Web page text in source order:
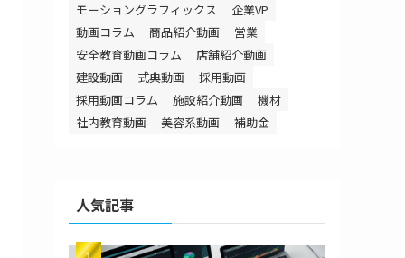
モーショングラフィックス
企業VP
動画コラム
商品紹介動画
営業
安全教育動画コラム
店舗紹介動画
建設動画
式典動画
採用動画
採用動画コラム
施設紹介動画
機材
社内教育動画
美容系動画 補助金
人気記事